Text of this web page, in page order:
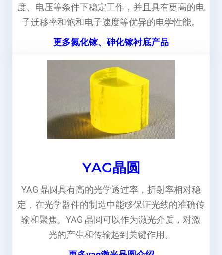
度、电压等条件下稳定工作，并且具有更高的电
子迁移率和饱和电子速度等优异的电学性能。
更多氮化镓、砷化镓衬底产品
YAG晶圆
YAG 晶圆具有高的光学透过率，折射率相对稳
定，在光学器件的制造中能够保证光线的准确传
输和聚焦。YAG 晶圆可以作为激光介质，对激
光的产生和传输起到关键作用。